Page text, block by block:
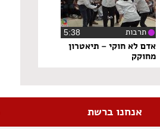
תרבות
אדם לא חוקי – תיאטרון
מחוקק
אנחנו ברשת